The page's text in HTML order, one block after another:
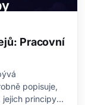
Pracovní
popisuje,
jejich principy